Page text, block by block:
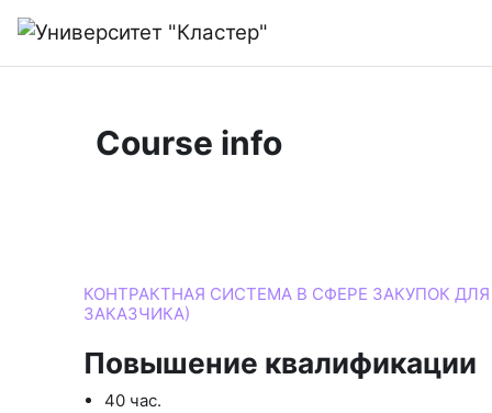
Course info
КОНТРАКТНАЯ СИСТЕМА В СФЕРЕ ЗАКУПОК
ЗАКАЗЧИКА)
Повышение квалификации
40 час.